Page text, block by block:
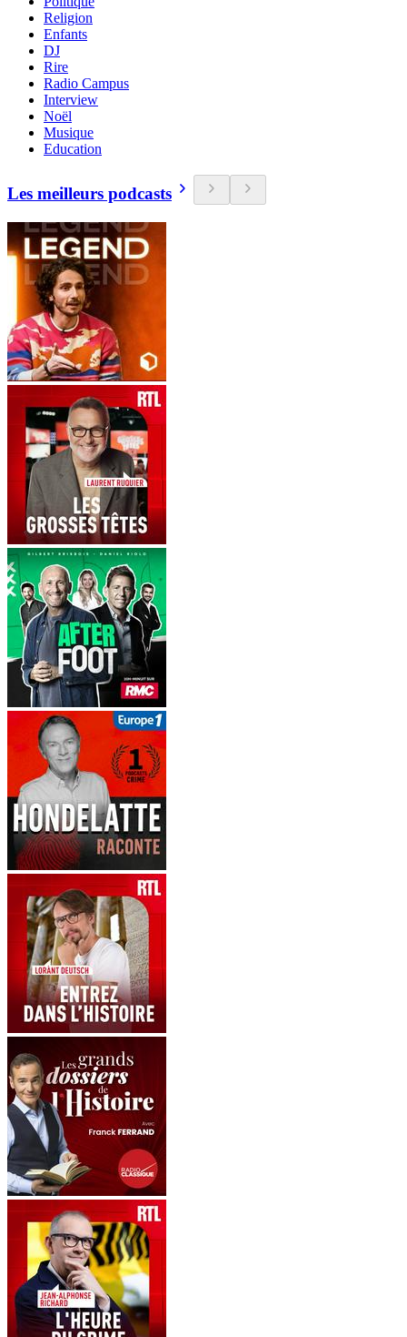
Religion
Enfants
DJ
Rire
Radio Campus
Interview
Noël
Musique
Education
Les meilleurs podcasts